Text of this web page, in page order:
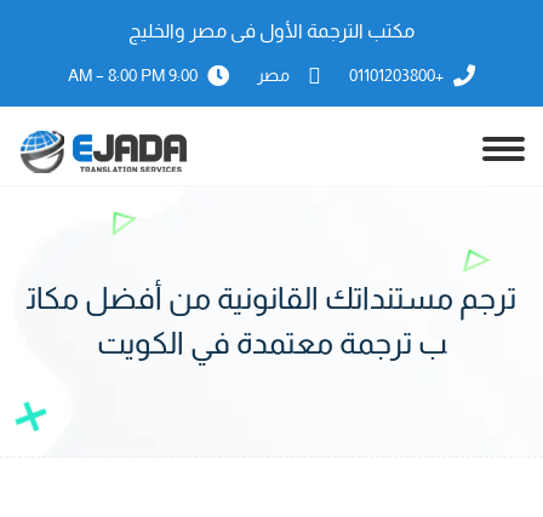
مكتب الترجمة الأول فى مصر والخليج
+01101203800 مصر 9:00 AM – 8:00 PM
ترجم مستنداتك القانونية من أفضل مكات
ب ترجمة معتمدة في الكويت